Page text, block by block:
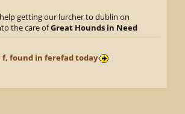
getting our lurcher to dublin on
the care ofGreat Hounds in Need
f, found in ferefad today